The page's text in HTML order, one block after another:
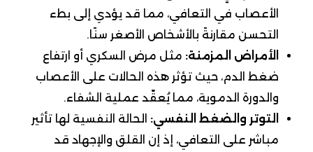
الأعصاب في التعافي، مما قد يؤدي إلى بطء
التحسن مقارنةً بالأشخاص الأصغر سنًا.
الأمراض المزمنة: مثل مرض السكري أو ارتفاع
ضغط الدم، حيث تؤثر هذه الحالات على الأعصاب
والدورة الدموية، مما يُعقّد عملية الشفاء.
التوتر والضغط النفسي: الحالة النفسية لها تأثير
مباشر على التعافي، إذ إن القلق والإجهاد قد